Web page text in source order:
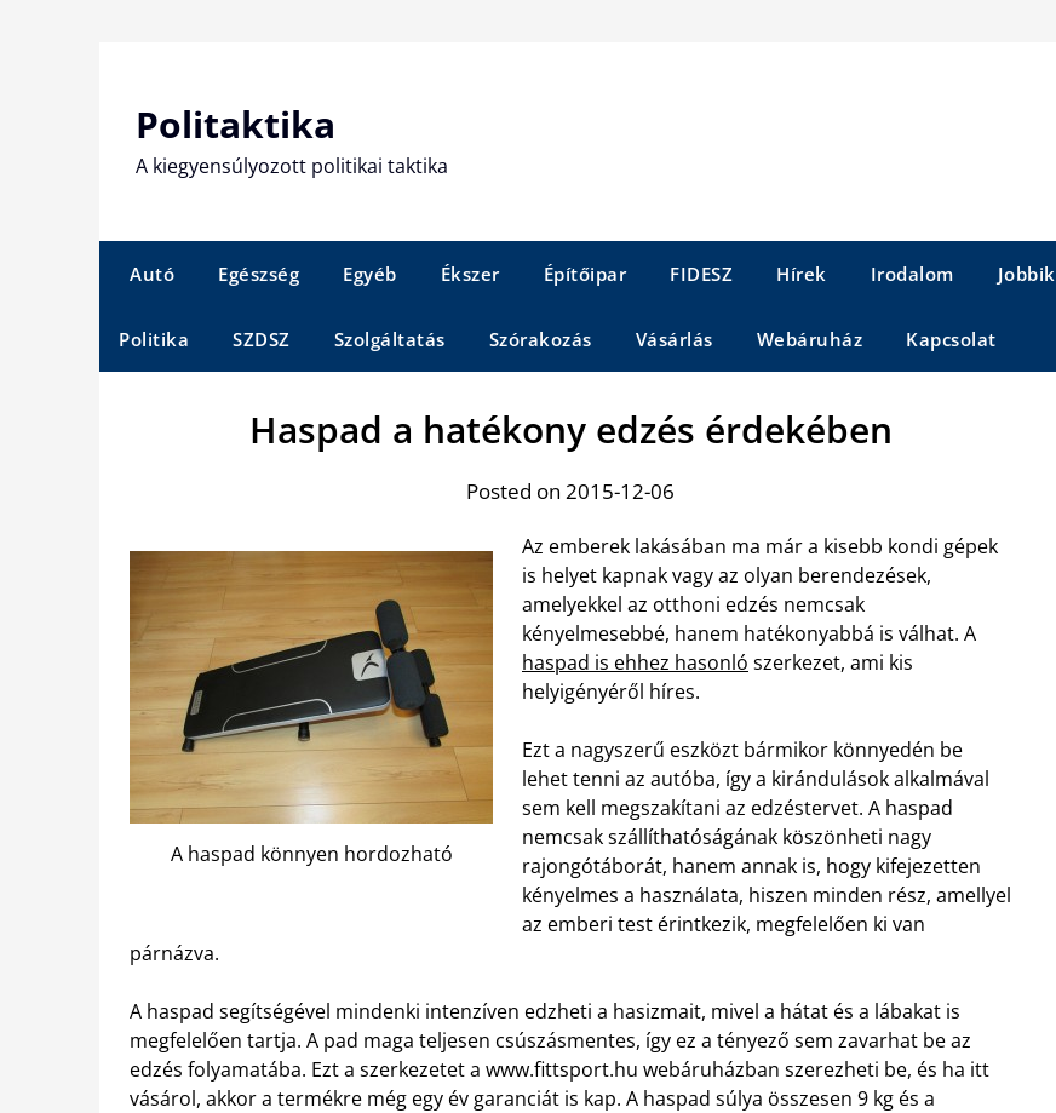
Politaktika
A kiegyensúlyozott politikai taktika
Autó Egészség Egyéb Ékszer Építőipar FIDESZ Hírek Irodalom Jobbik
Politika SZDSZ Szolgáltatás Szórakozás Vásárlás Webáruház Kapcsolat
Haspad a hatékony edzés érdekében
Posted on 2015-12-06
A haspad könnyen hordozható
Az emberek lakásában ma már a kisebb kondi gépek
is helyet kapnak vagy az olyan berendezések,
amelyekkel az otthoni edzés nemcsak
kényelmesebbé, hanem hatékonyabbá is válhat. A
haspad is ehhez hasonló szerkezet, ami kis
helyigényéről híres.
Ezt a nagyszerű eszközt bármikor könnyedén be
lehet tenni az autóba, így a kirándulások alkalmával
sem kell megszakítani az edzéstervet. A haspad
nemcsak szállíthatóságának köszönheti nagy
rajongótáborát, hanem annak is, hogy kifejezetten
kényelmes a használata, hiszen minden rész, amellyel
az emberi test érintkezik, megfelelően ki van
párnázva.
A haspad segítségével mindenki intenzíven edzheti a hasizmait, mivel a hátat és a lábakat is
megfelelően tartja. A pad maga teljesen csúszásmentes, így ez a tényező sem zavarhat be az
edzés folyamatába. Ezt a szerkezetet a www.fittsport.hu webáruházban szerezheti be, és ha itt
vásárol, akkor a termékre még egy év garanciát is kap. A haspad súlya összesen 9 kg és a